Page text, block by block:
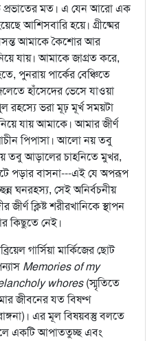
মত। এ যেন আরো এক
আশিসবারি হয়ে। গ্রীষ্মের
বসন্ত আমাকে কৈশোর আর
যায়। আমাকে জাগ্রত করে,
পুনরায় পার্কের বেঞ্চিতে
হাঁসেদের ভেসে যাওয়া
রহস্যে ভরা মূঢ় মূর্খ সময়টা
যায় আমাকে। আমার জীর্ণ
পিপাসা। আলো নয় তবু
তবু আড়ালের চাহনিতে মুখর,
পড়ার বাসনা---এই যে অপরূপ
ঘনরহস্য, সেই অনির্বচনীয়
ক্লিষ্ট শরীরখানিকে স্থাপন
কিছুতে নেই।
গার্সিয়া মার্কিজের ছোট
Memories of my
whores(স্মৃতিতে
জীবনের যত বিষণ্ণ
এর মূল বিষয়বস্তু বলতে
একটি আপাততুচ্ছ এবং